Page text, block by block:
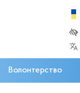
Волонтерство